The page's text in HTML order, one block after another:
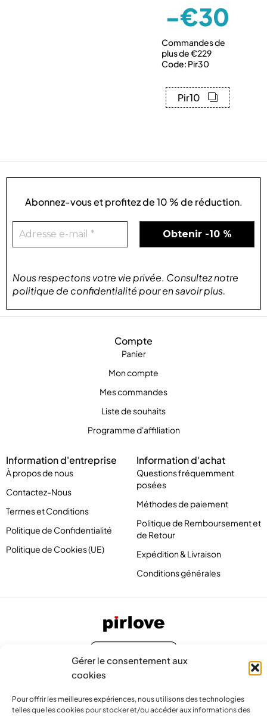
Gérer le consentement aux
cookies
Pour offrir les meilleures expériences, nous utilisons des technologies
telles que les cookies pour stocker et/ou accéder aux informations des
-€30
Commandes de
plus de €229
Code: Pir30
Pir10
Compte
Panier
Mon compte
Mes commandes
Liste de souhaits
Programme d'affiliation
Information d'entreprise
À propos de nous
Contactez-Nous
Termes et Conditions
Politique de Confidentialité
Politique de Cookies (UE)
Information d'achat
Questions fréquemment
posées
Méthodes de paiement
Politique de Remboursement et
de Retour
Expédition & Livraison
Conditions générales
Abonnez-vous et profitez de10 % de réduction.
Nous respectons votre vie privée. Consultez notre
politique de confidentialitépouren savoir plus.